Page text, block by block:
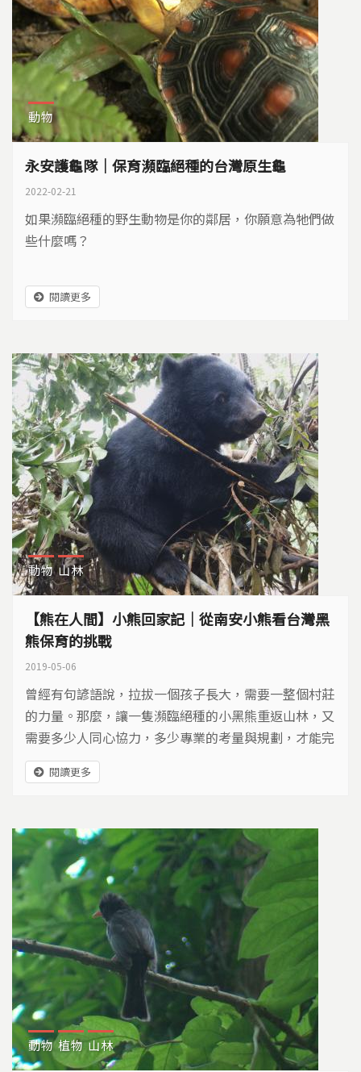
動物
永安護龜隊｜保育瀕臨絕種的台灣原生龜
2022-02-21
如果瀕臨絕種的野生動物是你的鄰居，你願意為牠們做
些什麼嗎？
閱讀更多
動物 山林
【熊在人間】小熊回家記｜從南安小熊看台灣黑
熊保育的挑戰
2019-05-06
曾經有句諺語說，拉拔一個孩子長大，需要一整個村莊
的力量。那麼，讓一隻瀕臨絕種的小黑熊重返山林，又
需要多少人同心協力，多少專業的考量與規劃，才能完
成？近年台灣第一次執行的黑熊野放工作，從照養到訓
練如何進行？野放之後的工作與挑戰又是什麼？
閱讀更多
動物 植物 山林